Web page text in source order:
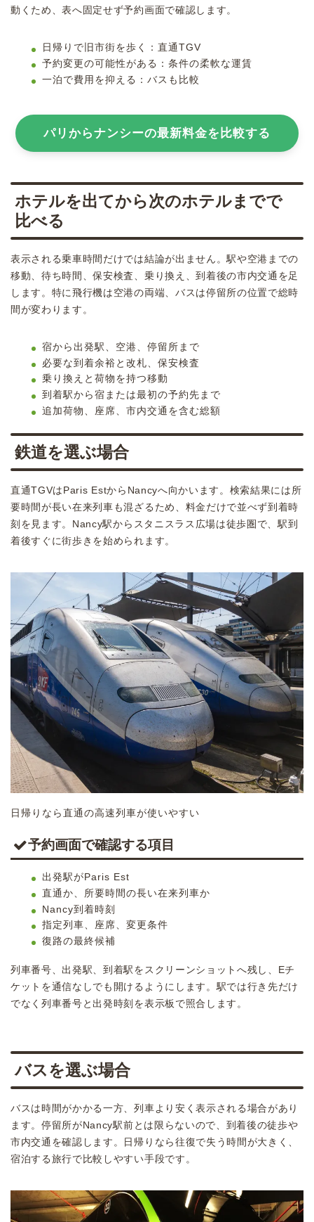
動くため、表へ固定せず予約画面で確認します。
日帰りで旧市街を歩く：直通TGV
予約変更の可能性がある：条件の柔軟な運賃
一泊で費用を抑える：バスも比較
パリからナンシーの最新料金を比較する
ホテルを出てから次のホテルまでで
比べる
表示される乗車時間だけでは結論が出ません。駅や空港までの
移動、待ち時間、保安検査、乗り換え、到着後の市内交通を足
します。特に飛行機は空港の両端、バスは停留所の位置で総時
間が変わります。
宿から出発駅、空港、停留所まで
必要な到着余裕と改札、保安検査
乗り換えと荷物を持つ移動
到着駅から宿または最初の予約先まで
追加荷物、座席、市内交通を含む総額
鉄道を選ぶ場合
直通TGVはParis EstからNancyへ向かいます。検索結果には所
要時間が長い在来列車も混ざるため、料金だけで並べず到着時
刻を見ます。Nancy駅からスタニスラス広場は徒歩圏で、駅到
着後すぐに街歩きを始められます。
日帰りなら直通の高速列車が使いやすい
予約画面で確認する項目
出発駅がParis Est
直通か、所要時間の長い在来列車か
Nancy到着時刻
指定列車、座席、変更条件
復路の最終候補
列車番号、出発駅、到着駅をスクリーンショットへ残し、Eチ
ケットを通信なしでも開けるようにします。駅では行き先だけ
でなく列車番号と出発時刻を表示板で照合します。
バスを選ぶ場合
バスは時間がかかる一方、列車より安く表示される場合があり
ます。停留所がNancy駅前とは限らないので、到着後の徒歩や
市内交通を確認します。日帰りなら往復で失う時間が大きく、
宿泊する旅行で比較しやすい手段です。